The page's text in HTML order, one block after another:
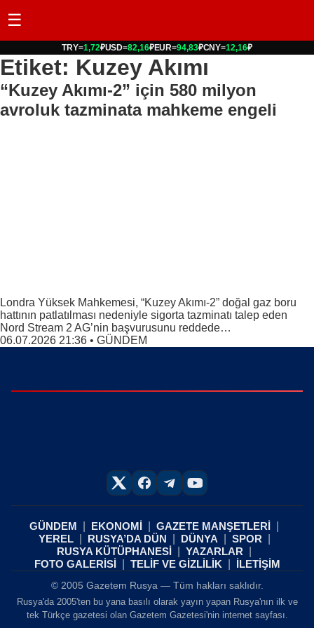
☰
TRY=1,72₽USD=82,16₽EUR=94,83₽CNY=12,16₽
Etiket: Kuzey Akımı
“Kuzey Akımı-2” için 580 milyon
avroluk tazminata mahkeme engeli
Londra Yüksek Mahkemesi, “Kuzey Akımı-2” doğal gaz boru
hattının patlatılması nedeniyle sigorta tazminatı talep eden
Nord Stream 2 AG’nin başvurusunu reddede…
06.07.2026 21:36 • GÜNDEM
GÜNDEM EKONOMİ
GAZETE MANŞETLERİ
YEREL
RUSYA’DA DÜN DÜNYA
SPOR
RUSYA KÜTÜPHANESİ
YAZARLAR
FOTO GALERİSİ
TELİF VE GİZLİLİK İLETİŞİM
© 2005 Gazetem Rusya — Tüm hakları saklıdır.
Rusya'da 2005'ten bu yana basılı olarak yayın yapan Rusya'nın ilk ve
tek Türkçe gazetesi olan Gazetem Gazetesi'nin internet sayfası.